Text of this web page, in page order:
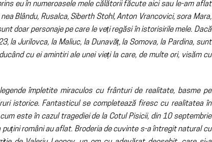
eu în numeroasele mele călătorii făcute aici sau le-am aflat
Blându, Rusalca, Siberth Stohl, Anton Vrancovici, sora Mara,
doar personaje pe care le veți regăsi în istorisirile mele. Dacă
la Jurilovca, la Maliuc, la Dunavăț, la Somova, la Pardina, sunt
cu ei amintiri ale unei vieți la care, de multe ori, visăm cu
împletite miraculos cu frânturi de realitate, basme pe
istorice. Fantasticul se completează firesc cu realitatea în
este în cazul tragediei de la Cotul Pisicii, din 10 septembrie
români au aflat. Broderia de cuvinte s-a întregit natural cu